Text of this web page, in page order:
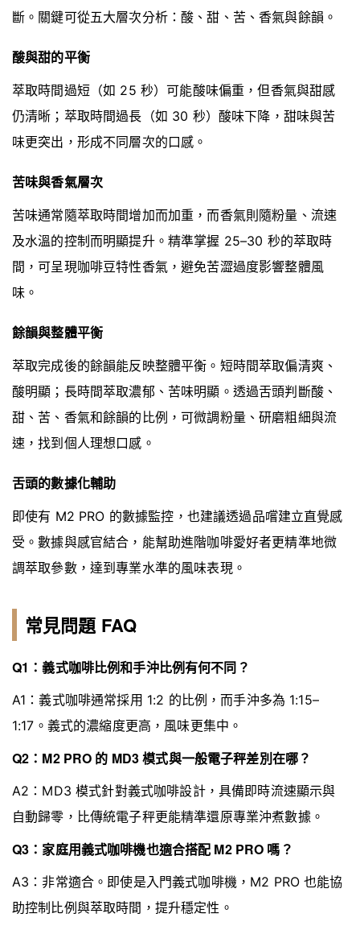
斷。關鍵可從五大層次分析：酸、甜、苦、香氣與餘韻。
酸與甜的平衡
萃取時間過短（如 25 秒）可能酸味偏重，但香氣與甜感
仍清晰；萃取時間過長（如 30 秒）酸味下降，甜味與苦
味更突出，形成不同層次的口感。
苦味與香氣層次
苦味通常隨萃取時間增加而加重，而香氣則隨粉量、流速
及水溫的控制而明顯提升。精準掌握 25–30 秒的萃取時
間，可呈現咖啡豆特性香氣，避免苦澀過度影響整體風
味。
餘韻與整體平衡
萃取完成後的餘韻能反映整體平衡。短時間萃取偏清爽、
酸明顯；長時間萃取濃郁、苦味明顯。透過舌頭判斷酸、
甜、苦、香氣和餘韻的比例，可微調粉量、研磨粗細與流
速，找到個人理想口感。
舌頭的數據化輔助
即使有 M2 PRO 的數據監控，也建議透過品嚐建立直覺感
受。數據與感官結合，能幫助進階咖啡愛好者更精準地微
調萃取參數，達到專業水準的風味表現。
常見問題 FAQ
Q1：義式咖啡比例和手沖比例有何不同？
A1：義式咖啡通常採用 1:2 的比例，而手沖多為 1:15–
1:17。義式的濃縮度更高，風味更集中。
Q2：M2 PRO 的 MD3 模式與一般電子秤差別在哪？
A2：MD3 模式針對義式咖啡設計，具備即時流速顯示與
自動歸零，比傳統電子秤更能精準還原專業沖煮數據。
Q3：家庭用義式咖啡機也適合搭配 M2 PRO 嗎？
A3：非常適合。即使是入門義式咖啡機，M2 PRO 也能協
助控制比例與萃取時間，提升穩定性。